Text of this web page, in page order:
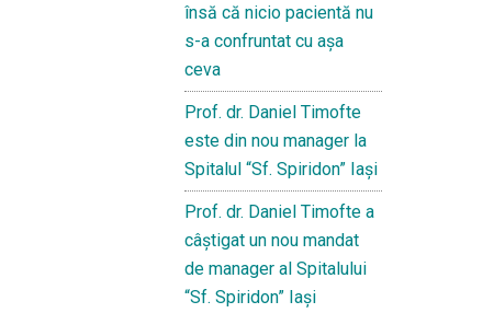
însă că nicio pacientă nu
s-a confruntat cu așa
ceva
Prof. dr. Daniel Timofte
este din nou manager la
Spitalul “Sf. Spiridon” Iaşi
Prof. dr. Daniel Timofte a
câștigat un nou mandat
de manager al Spitalului
“Sf. Spiridon” Iași